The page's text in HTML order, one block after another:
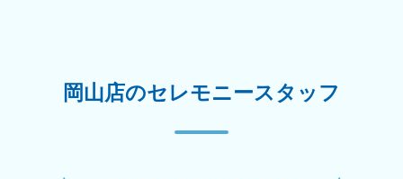
岡山店のセレモニースタッフ